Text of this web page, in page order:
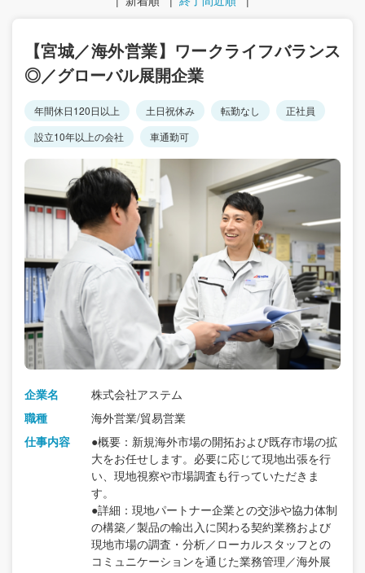
【宮城／海外営業】ワークライフバランス
◎／グローバル展開企業
年間休日120日以上 土日祝休み 転勤なし
正社員
設立10年以上の会社
車通勤可
企業名
株式会社アステム
職種
海外営業/貿易営業
仕事内容
●概要：新規海外市場の開拓および既存市場の拡
大をお任せします。必要に応じて現地出張を行
い、現地視察や市場調査も行っていただきま
す。
●詳細：現地パートナー企業との交渉や協力体制
の構築／製品の輸出入に関わる契約業務および
現地市場の調査・分析／ローカルスタッフとの
コミュニケーションを通じた業務管理／海外展